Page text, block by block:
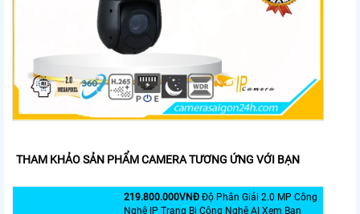
THAM KHẢO SẢN PHẨM CAMERA TƯƠNG ỨNG VỚI BẠN
219.800.000VNÐ Độ Phân Giải 2.0 MP Công
Nghệ IP Trang Bị Công Nghệ AI Xem Ban